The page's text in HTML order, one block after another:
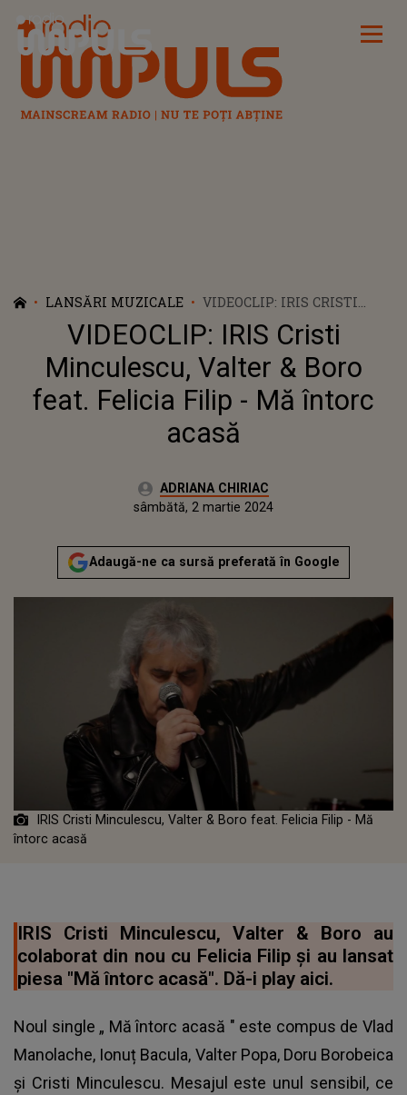
Radio Impuls
LANSĂRI MUZICALE
VIDEOCLIP: IRIS CRISTI
MINCULESCU, VALTER &
BORO FEAT. FELICIA FILIP -
MĂ ÎNTORC ACASĂ
VIDEOCLIP: IRIS Cristi
Minculescu, Valter & Boro
feat. Felicia Filip - Mă întorc
acasă
Autor:ADRIANA CHIRIAC
Actualizat:
sâmbătă, 2 martie 2024
Adaugă-ne ca sursă preferată în Google
IRIS Cristi Minculescu, Valter & Boro feat. Felicia Filip - Mă
întorc acasă
IRIS Cristi Minculescu, Valter & Boro au
colaborat din nou cu Felicia Filip și au lansat
piesa "Mă întorc acasă". Dă-i play aici.
Noul single „ Mă întorc acasă " este compus de Vlad
Manolache, Ionuț Bacula, Valter Popa, Doru Borobeica
și Cristi Minculescu. Mesajul este unul sensibil, ce